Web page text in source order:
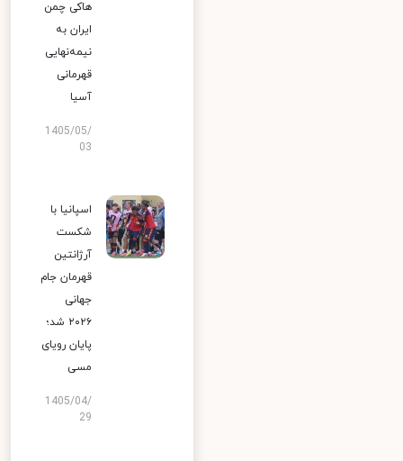
هاکی چمن
ایران به
نیمه‌نهایی
قهرمانی
آسیا
1405/05/
03
اسپانیا با
شکست
آرژانتین
قهرمان جام
جهانی
۲۰۲۶ شد؛
پایان رویای
مسی
1405/04/
29